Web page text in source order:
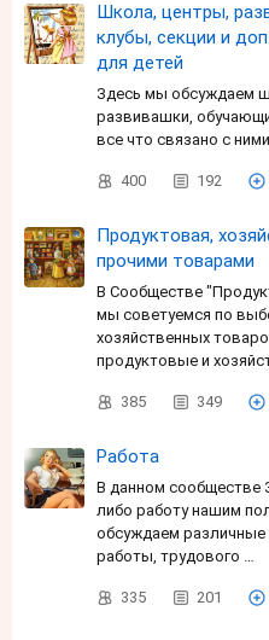
Школа, центры,
клубы, секции и
для детей
Здесь мы обсуждаем
развивашки,
все что связано с
400 192
Продуктовая,
прочими товарами
В Сообществе
мы советуемся по
хозяйственных
продуктовые и
385 349
Работа
В данном сообществе
либо работу нашим
обсуждаем
работы, трудового …
335 201